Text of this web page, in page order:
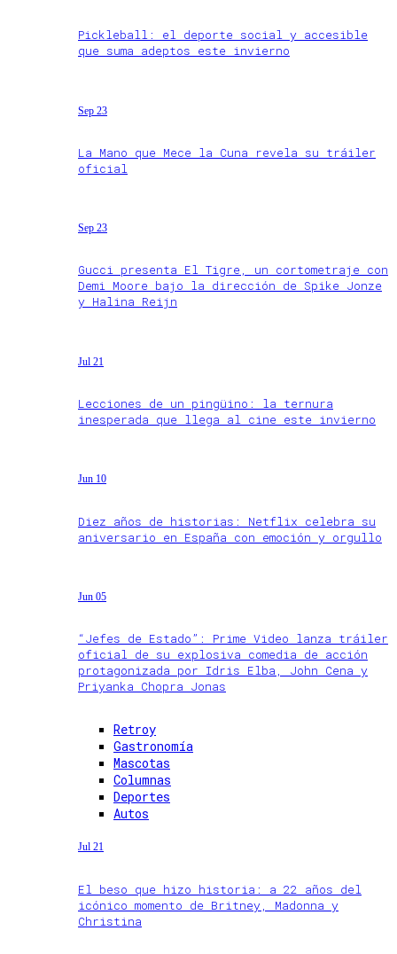
Pickleball: el deporte social y accesible
que suma adeptos este invierno
Sep 23
La Mano que Mece la Cuna revela su tráiler
oficial
Sep 23
Gucci presenta El Tigre, un cortometraje con
Demi Moore bajo la dirección de Spike Jonze
y Halina Reijn
Jul 21
Lecciones de un pingüino: la ternura
inesperada que llega al cine este invierno
Jun 10
Diez años de historias: Netflix celebra su
aniversario en España con emoción y orgullo
Jun 05
“Jefes de Estado”: Prime Video lanza tráiler
oficial de su explosiva comedia de acción
protagonizada por Idris Elba, John Cena y
Priyanka Chopra Jonas
Retroy
Gastronomía
Mascotas
Columnas
Deportes
Autos
Jul 21
El beso que hizo historia: a 22 años del
icónico momento de Britney, Madonna y
Christina